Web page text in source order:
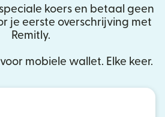
koers en betaal geen
je eerste overschrijving met
Remitly.
mobiele wallet. Elke keer.